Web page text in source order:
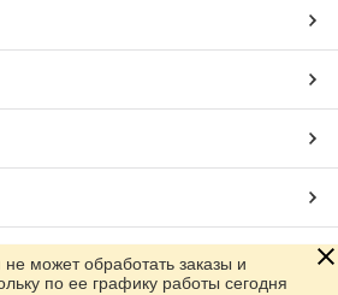
может обработать заказы и
по ее графику работы сегодня